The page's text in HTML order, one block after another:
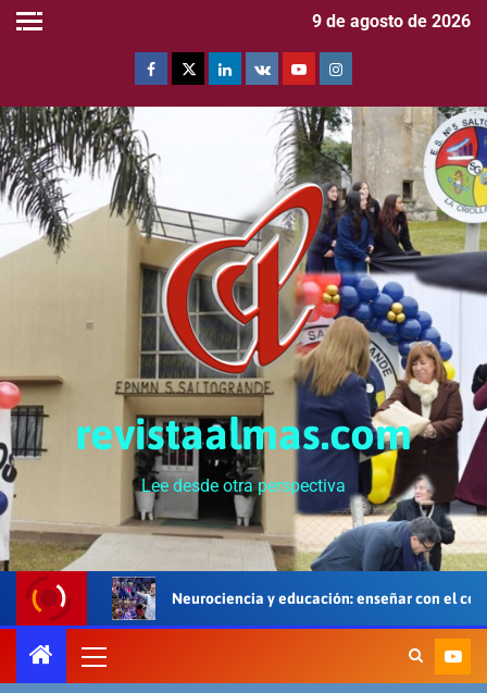
9 de agosto de 2026
revistaalmas.com
Lee desde otra perspectiva
Neurociencia y educación: enseñar con el cerebro, el cuerpo y